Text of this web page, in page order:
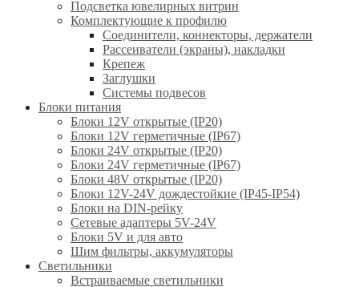
Подсветка ювелирных витрин
Комплектующие к профилю
Соединители, коннекторы, держатели
Рассеиватели (экраны), накладки
Крепеж
Заглушки
Системы подвесов
Блоки питания
Блоки 12V открытые (IP20)
Блоки 12V герметичные (IP67)
Блоки 24V открытые (IP20)
Блоки 24V герметичные (IP67)
Блоки 48V открытые (IP20)
Блоки 12V-24V дождестойкие (IP45-IP54)
Блоки на DIN-рейку
Сетевые адаптеры 5V-24V
Блоки 5V и для авто
Шим фильтры, аккумуляторы
Светильники
Встраиваемые светильники